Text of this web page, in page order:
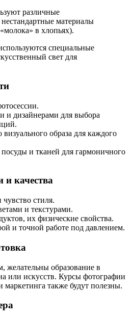
различные
материалы
в хлопьях).
специальные
свет для
и дизайнерами для выбора
образа для каждого
и тканей для гармоничного
качества
стиля.
и текстурами.
их физические свойства.
и точной работе под давлением.
желательны образование в
или искусств. Курсы фотографии
маркетинга также будут полезны.